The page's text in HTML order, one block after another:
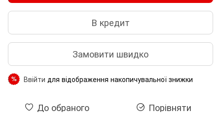
В кредит
Замовити швидко
% Ввійти для відображення накопичувальної знижки
До обраного Порівняти